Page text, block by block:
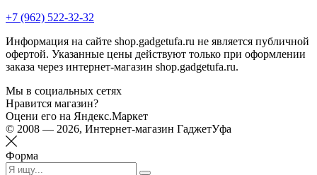
+7 (962) 522-32-32
Информация на сайте shop.gadgetufa.ru не является публичной
офертой. Указанные цены действуют только при оформлении
заказа через интернет-магазин shop.gadgetufa.ru.
Мы в социальных сетях
Нравится магазин?
Оцени его на Яндекс.Маркет
© 2008 — 2026, Интернет-магазин ГаджетУфа
Форма